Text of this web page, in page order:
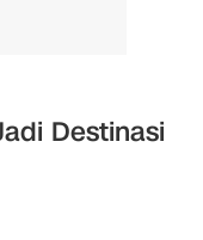
Destinasi